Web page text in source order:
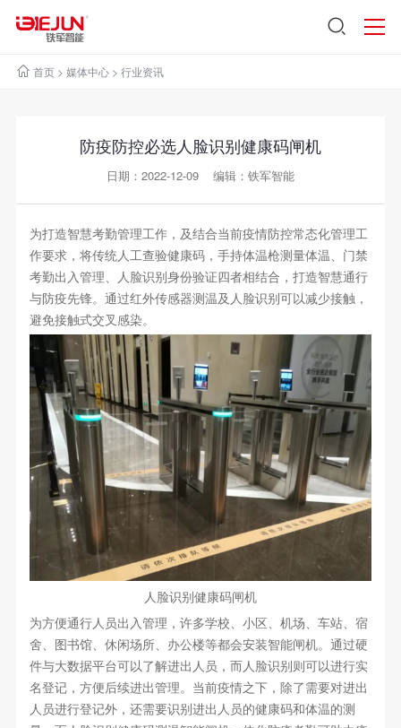
首页> 媒体中心> 行业资讯
防疫防控必选人脸识别健康码闸机
日期：2022-12-09 编辑：铁军智能
为打造智慧考勤管理工作，及结合当前疫情防控常态化管理工
作要求，将传统人工查验健康码，手持体温枪测量体温、门禁
考勤出入管理、人脸识别身份验证四者相结合，打造智慧通行
与防疫先锋。通过红外传感器测温及人脸识别可以减少接触，
避免接触式交叉感染。
人脸识别健康码闸机
为方便通行人员出入管理，许多学校、小区、机场、车站、宿
舍、图书馆、休闲场所、办公楼等都会安装智能闸机。通过硬
件与大数据平台可以了解进出人员，而人脸识别则可以进行实
名登记，方便后续进出管理。当前疫情之下，除了需要对进出
人员进行登记外，还需要识别进出人员的健康码和体温的测